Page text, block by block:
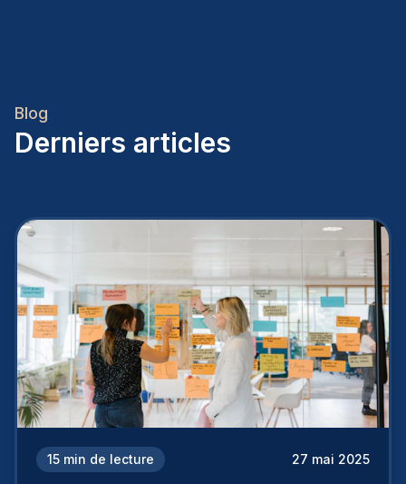
Blog
Derniers articles
15 min de lecture 27 mai 2025